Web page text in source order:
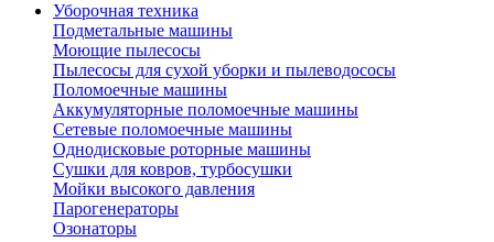
Уборочная техника
Подметальные машины
Моющие пылесосы
Пылесосы для сухой уборки и пылеводососы
Поломоечные машины
Аккумуляторные поломоечные машины
Сетевые поломоечные машины
Однодисковые роторные машины
Сушки для ковров, турбосушки
Мойки высокого давления
Парогенераторы
Озонаторы